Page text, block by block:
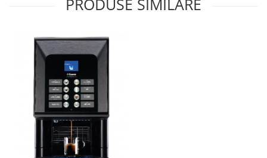
PRODUSE SIMILARE